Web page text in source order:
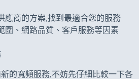
應商的方案,找到最適合您的服務
圍、網路品質、客戶服務等因素
的寬頻服務,不妨先仔細比較一下各